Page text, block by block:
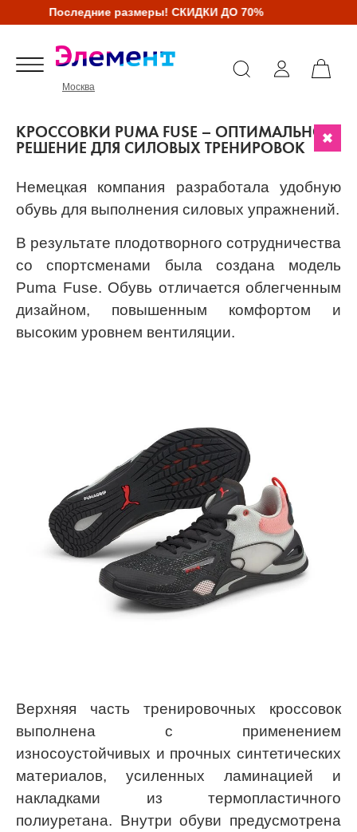
Последние размеры! СКИДКИ ДО 70%
Москва
КРОССОВКИ PUMA FUSE – ОПТИМАЛЬНОЕ
РЕШЕНИЕ ДЛЯ СИЛОВЫХ ТРЕНИРОВОК
Немецкая компания разработала удобную
обувь для выполнения силовых упражнений.
В результате плодотворного сотрудничества
со спортсменами была создана модель
Puma Fuse. Обувь отличается облегченным
дизайном, повышенным комфортом и
высоким уровнем вентиляции.
Верхняя часть тренировочных кроссовок
выполнена с применением
износоустойчивых и прочных синтетических
материалов, усиленных ламинацией и
накладками из термопластичного
полиуретана. Внутри обуви предусмотрена